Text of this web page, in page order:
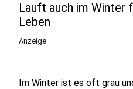
Lauft auch im Winter
Leben
Anzeige
Im Winter ist es oft grau